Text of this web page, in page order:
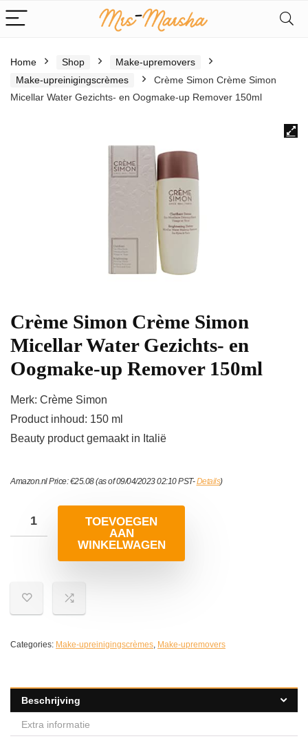
Home Shop
Make-upremovers
Make-upreinigingscrèmes
Crème Simon Crème Simon
Micellar Water Gezichts- en Oogmake-up Remover 150ml
Crème Simon Crème Simon
Micellar Water Gezichts- en
Oogmake-up Remover 150ml
Merk: Crème Simon
Product inhoud: 150 ml
Beauty product gemaakt in Italië
Amazon.nl Price:€25.08(as of 09/04/2023 02:10 PST-Details)
TOEVOEGEN
AAN
WINKELWAGEN
Categories: Make-upreinigingscrèmes, Make-upremovers
Beschrijving
Extra informatie